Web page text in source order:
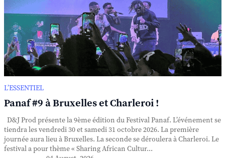
L’ESSENTIEL
Panaf #9 à Bruxelles et Charleroi !
D&J Prod présente la 9ème édition du Festival Panaf. L’événement se
tiendra les vendredi 30 et samedi 31 octobre 2026. La première
journée aura lieu à Bruxelles. La seconde se déroulera à Charleroi. Le
festival a pour thème « Sharing African Cultur...